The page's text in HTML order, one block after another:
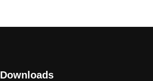
Downloads